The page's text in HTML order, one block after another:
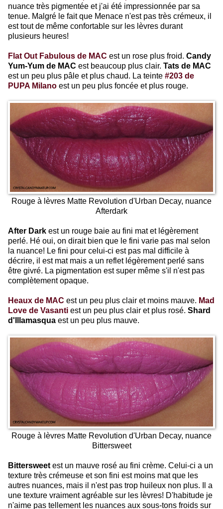
nuance très pigmentée et j'ai été impressionnée par sa
tenue. Malgré le fait que Menace n'est pas très crémeux, il
est tout de même confortable sur les lèvres durant
plusieurs heures!
Flat Out Fabulous de MAC est un rose plus froid. Candy
Yum-Yum de MAC est beaucoup plus clair. Tats de MAC
est un peu plus pâle et plus chaud. La teinte #203 de
PUPA Milano est un peu plus foncée et plus rouge.
Rouge à lèvres Matte Revolution d'Urban Decay, nuance
Afterdark
After Dark est un rouge baie au fini mat et légèrement
perlé. Hé oui, on dirait bien que le fini varie pas mal selon
la nuance! Le fini pour celui-ci est pas mal difficile à
décrire, il est mat mais a un reflet légèrement perlé sans
être givré. La pigmentation est super même s'il n'est pas
complètement opaque.
Heaux de MAC est un peu plus clair et moins mauve. Mad
Love de Vasanti est un peu plus clair et plus rosé. Shard
d'Illamasqua est un peu plus mauve.
Rouge à lèvres Matte Revolution d'Urban Decay, nuance
Bittersweet
Bittersweet est un mauve rosé au fini crème. Celui-ci a un
texture très crémeuse et son fini est moins mat que les
autres nuances, mais il n'est pas trop huileux non plus. Il a
une texture vraiment agréable sur les lèvres! D'habitude je
n'aime pas tellement les nuances aux sous-tons froids sur